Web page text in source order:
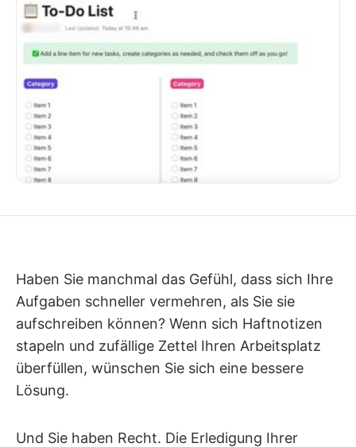
Haben Sie manchmal das Gefühl, dass sich Ihre
Aufgaben schneller vermehren, als Sie sie
aufschreiben können? Wenn sich Haftnotizen
stapeln und zufällige Zettel Ihren Arbeitsplatz
überfüllen, wünschen Sie sich eine bessere
Lösung.
Und Sie haben Recht. Die Erledigung Ihrer